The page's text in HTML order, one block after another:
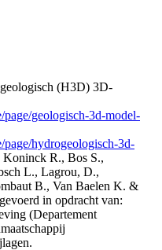
(H3D) 3D-
geologisch-3d-model-
hydrogeologisch-3d-
Koninck R., Bos S.,
L., Lagrou, D.,
B., Van Baelen K. &
in opdracht van:
(Departement